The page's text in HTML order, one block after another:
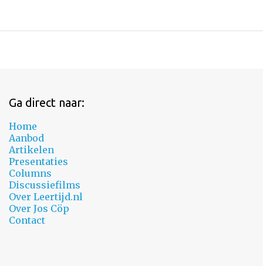
Ga direct naar:
Home
Aanbod
Artikelen
Presentaties
Columns
Discussiefilms
Over Leertijd.nl
Over Jos Cöp
Contact